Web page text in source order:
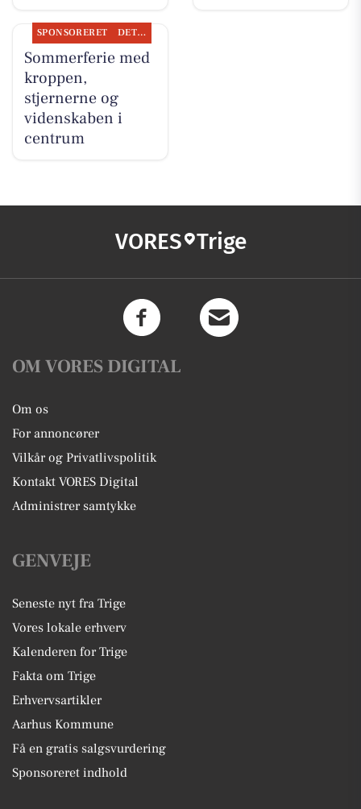
SPONSORERET DET SKER
Sommerferie med
kroppen,
stjernerne og
videnskaben i
centrum
VORES Trige
OM VORES DIGITAL
Om os
For annoncører
Vilkår og Privatlivspolitik
Kontakt VORES Digital
Administrer samtykke
GENVEJE
Seneste nyt fra Trige
Vores lokale erhverv
Kalenderen for Trige
Fakta om Trige
Erhvervsartikler
Aarhus Kommune
Få en gratis salgsvurdering
Sponsoreret indhold